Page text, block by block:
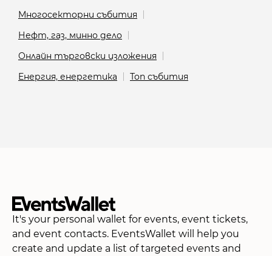
Многосекторни събития
Нефт, газ, минно дело
Онлайн търговски изложения
Енергия, енергетика
Топ събития
It's your personal wallet for events, event tickets,
and event contacts. EventsWallet will help you
create and update a list of targeted events and